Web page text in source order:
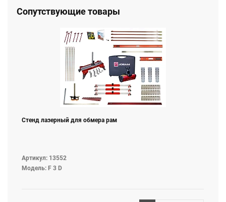
Сопутствующие товары
Стенд лазерный для обмера рам
Артикул: 13552
Модель: F 3 D